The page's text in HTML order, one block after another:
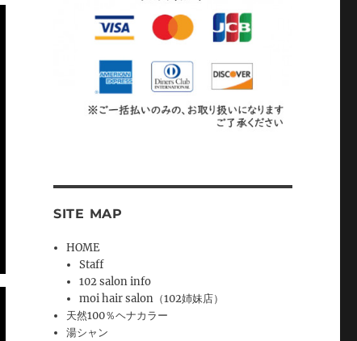
SITE MAP
HOME
Staff
102 salon info
moi hair salon（102姉妹店）
天然100％ヘナカラー
湯シャン